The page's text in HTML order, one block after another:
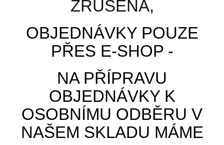
Zobrazit
Přidat k porovnání
ZRUŠENA,
OBJEDNÁVKY POUZE
PŘES E-SHOP -
NA PŘÍPRAVU
OBJEDNÁVKY K
OSOBNÍMU ODBĚRU V
NAŠEM SKLADU MÁME